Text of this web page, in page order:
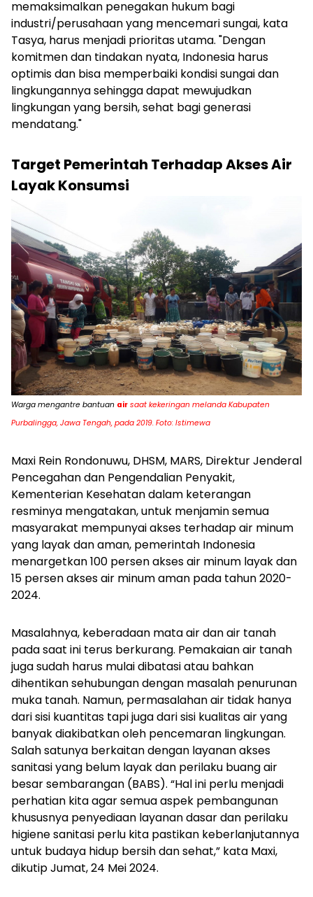
memaksimalkan penegakan hukum bagi
industri/perusahaan yang mencemari sungai, kata
Tasya, harus menjadi prioritas utama. "Dengan
komitmen dan tindakan nyata, Indonesia harus
optimis dan bisa memperbaiki kondisi sungai dan
lingkungannya sehingga dapat mewujudkan
lingkungan yang bersih, sehat bagi generasi
mendatang."
Target Pemerintah Terhadap Akses Air
Layak Konsumsi
Warga mengantre bantuan air saat kekeringan melanda Kabupaten
Purbalingga, Jawa Tengah, pada 2019. Foto: Istimewa
Maxi Rein Rondonuwu, DHSM, MARS, Direktur Jenderal
Pencegahan dan Pengendalian Penyakit,
Kementerian Kesehatan dalam keterangan
resminya mengatakan, untuk menjamin semua
masyarakat mempunyai akses terhadap air minum
yang layak dan aman, pemerintah Indonesia
menargetkan 100 persen akses air minum layak dan
15 persen akses air minum aman pada tahun 2020-
2024.
Masalahnya, keberadaan mata air dan air tanah
pada saat ini terus berkurang. Pemakaian air tanah
juga sudah harus mulai dibatasi atau bahkan
dihentikan sehubungan dengan masalah penurunan
muka tanah. Namun, permasalahan air tidak hanya
dari sisi kuantitas tapi juga dari sisi kualitas air yang
banyak diakibatkan oleh pencemaran lingkungan.
Salah satunya berkaitan dengan layanan akses
sanitasi yang belum layak dan perilaku buang air
besar sembarangan (BABS). “Hal ini perlu menjadi
perhatian kita agar semua aspek pembangunan
khususnya penyediaan layanan dasar dan perilaku
higiene sanitasi perlu kita pastikan keberlanjutannya
untuk budaya hidup bersih dan sehat,” kata Maxi,
dikutip Jumat, 24 Mei 2024.